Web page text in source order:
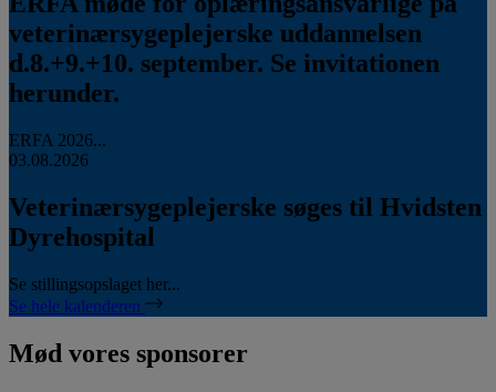
veterinærsygeplejerske uddannelsen
d.8.+9.+10. september. Se invitationen
herunder.
ERFA 2026...
03.08.2026
Veterinærsygeplejerske søges til Hvidsten
Dyrehospital
Se stillingsopslaget her...
Se hele kalenderen
Mød vores sponsorer